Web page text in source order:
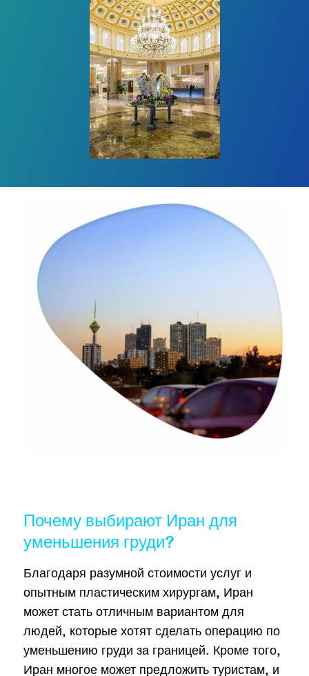
Почему выбирают Иран для
уменьшения груди?
Благодаря разумной стоимости услуг и
опытным пластическим хирургам, Иран
может стать отличным вариантом для
людей, которые хотят сделать операцию по
уменьшению груди за границей. Кроме того,
Иран многое может предложить туристам, и